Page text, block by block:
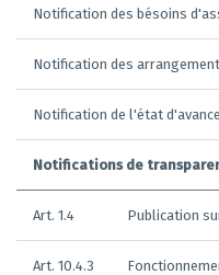
Notification des bésoins
Notification des
Notification de l'état
Notifications de
Art. 1.4 Publication
Art. 10.4.3